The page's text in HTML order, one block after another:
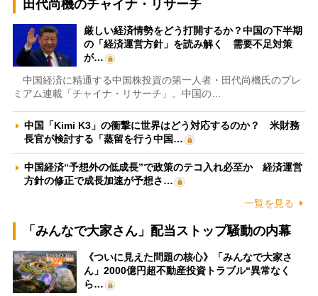
田代尚機のチャイナ・リサーチ
厳しい経済情勢をどう打開するか？中国の下半期
の「経済運営方針」を読み解く 需要不足対策
が…
中国経済に精通する中国株投資の第一人者・田代尚機氏のプレ
ミアム連載「チャイナ・リサーチ」。中国の…
中国「Kimi K3」の衝撃に世界はどう対応するのか？ 米財務
長官が検討する「蒸留を行う中国…
中国経済“予想外の低成長”で政策のテコ入れ必至か 経済運営
方針の修正で成長加速が予想さ…
一覧を見る
「みんなで大家さん」配当ストップ騒動の内幕
《ついに見えた問題の核心》「みんなで大家さ
ん」2000億円超不動産投資トラブル“異常なく
ら…